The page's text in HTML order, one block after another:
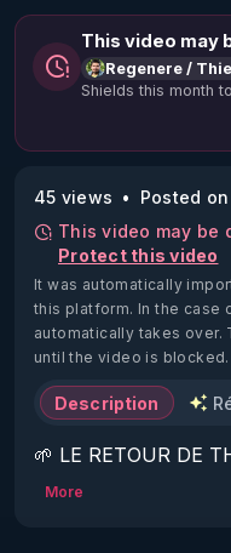
This video may
Regenere /
Shields this month
45 views
Posted
This video may be
Protect this video
It was automatically
this platform. In the case
automatically takes over.
until the video is blocked.
Description
🌱 LE RETOUR DE
2022)!
More